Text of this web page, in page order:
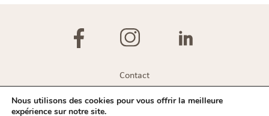
Contact
Nous utilisons des cookies pour vous offrir la meilleure
expérience sur notre site.